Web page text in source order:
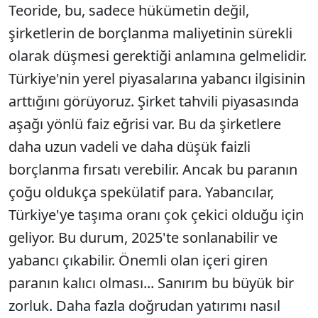
Teoride, bu, sadece hükümetin değil,
şirketlerin de borçlanma maliyetinin sürekli
olarak düşmesi gerektiği anlamına gelmelidir.
Türkiye'nin yerel piyasalarına yabancı ilgisinin
arttığını görüyoruz. Şirket tahvili piyasasında
aşağı yönlü faiz eğrisi var. Bu da şirketlere
daha uzun vadeli ve daha düşük faizli
borçlanma fırsatı verebilir. Ancak bu paranın
çoğu oldukça spekülatif para. Yabancılar,
Türkiye'ye taşıma oranı çok çekici olduğu için
geliyor. Bu durum, 2025'te sonlanabilir ve
yabancı çıkabilir. Önemli olan içeri giren
paranın kalıcı olması... Sanırım bu büyük bir
zorluk. Daha fazla doğrudan yatırımı nasıl